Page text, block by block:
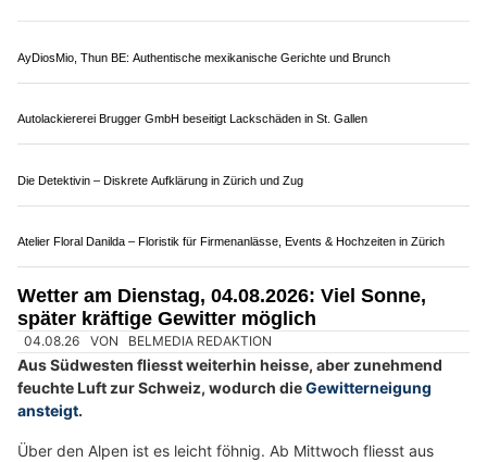
Ein umfangreiches Tiefdrucksystem mit Kern über dem
Nordmeer hat die Ausläufer einer Kaltfront zur Schweiz
Die Luftmasse im Alpenraum bleibt heute und in den
ist insbesondere entlang der Alpen erhöht. Mit einer
sukzessive heissere Luft zu unserem Land.